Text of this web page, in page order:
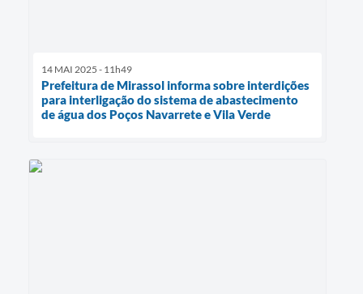
14 MAI 2025 - 11h49
Prefeitura de Mirassol informa sobre interdições
para interligação do sistema de abastecimento
de água dos Poços Navarrete e Vila Verde